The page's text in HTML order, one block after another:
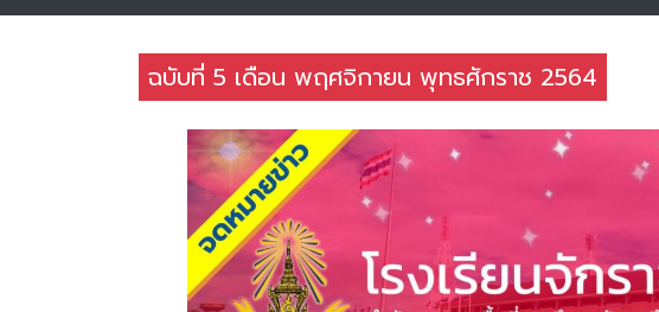
ฉบับที่ 5 เดือน พฤศจิกายน พุทธศักราช 2564